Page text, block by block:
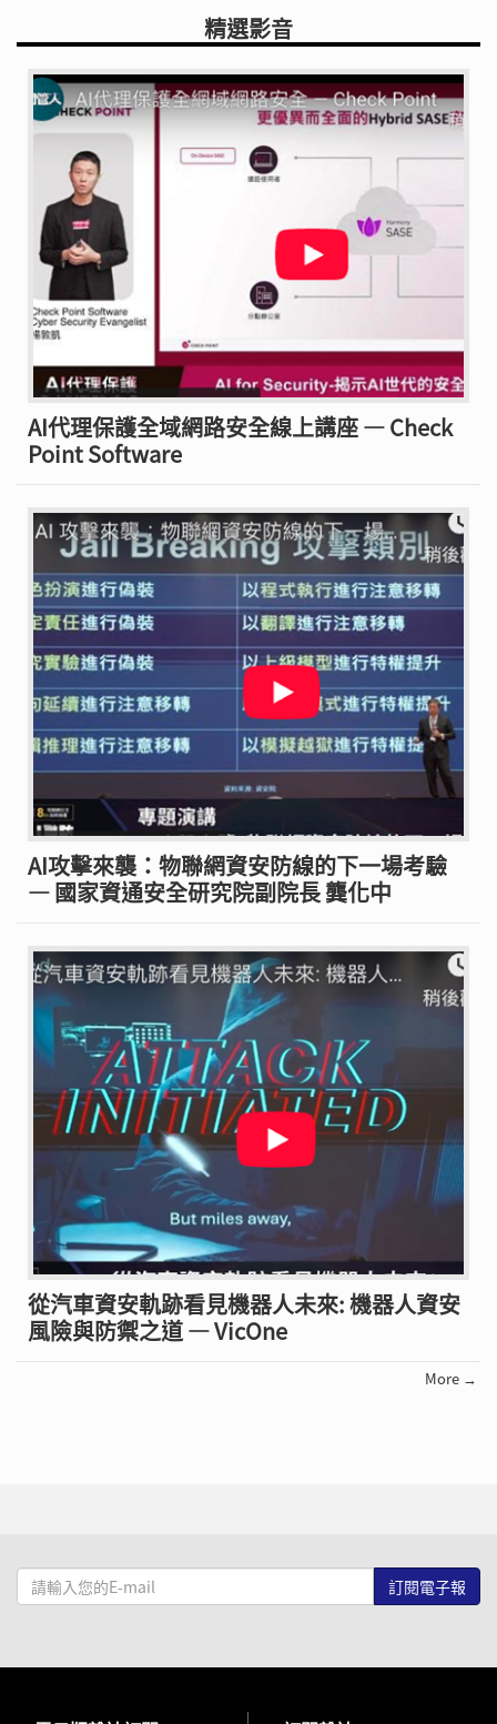
精選影音
AI代理保護全域網路安全線上講座 — Check
Point Software
AI攻擊來襲：物聯網資安防線的下一場考驗
— 國家資通安全研究院副院長 龔化中
從汽車資安軌跡看見機器人未來: 機器人資安
風險與防禦之道 — VicOne
More →
請
輸